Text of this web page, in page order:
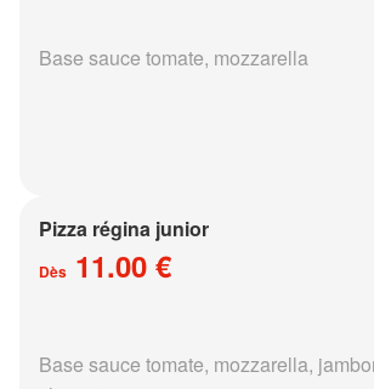
Base sauce tomate, mozzarella
Pizza régina junior
Dès 11.00 €
Base sauce tomate, mozzarella,